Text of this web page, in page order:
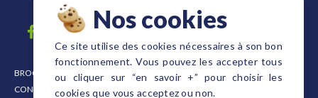
BROCHURE
CONDITIONNEMENT
PLAQUES FORMAT EURO
PLAQUES FORMAT DANOIS
Nos cookies
Ce site utilise des cookies nécessaires à son bon
fonctionnement. Vous pouvez les accepter tous
ou cliquer sur “en savoir +” pour choisir les
cookies que vous acceptez ou non.